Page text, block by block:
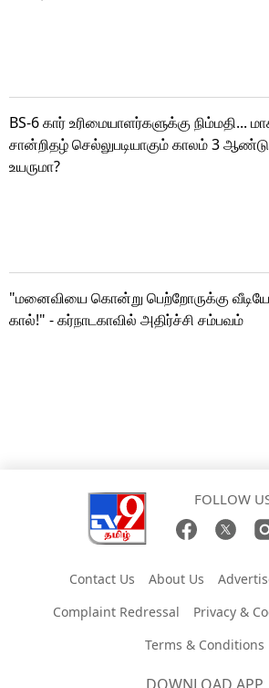
BS-6 கார் உரிமையாளர்களுக்கு நிம்மதி...
சான்றிதழ் செல்லுபடியாகும் காலம் 3
உயருமா?
"மனைவியை கொன்று பெற்றோருக்கு
கால்!" - கர்நாடகாவில் அதிர்ச்சி சம்பவம்
FOLLOW
Contact Us About Us
Complaint Redressal
Privacy &
Terms & Conditions